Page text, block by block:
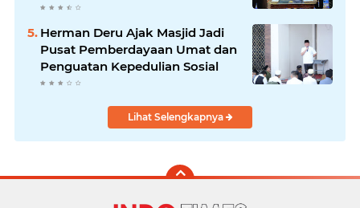
Herman Deru Ajak Masjid Jadi
Pusat Pemberdayaan Umat dan
Penguatan Kepedulian Sosial
Lihat Selengkapnya